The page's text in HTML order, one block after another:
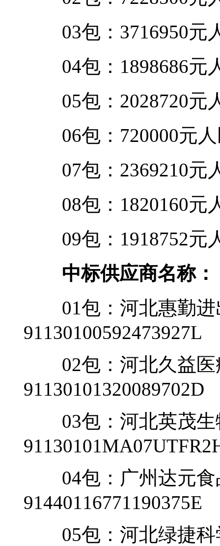
03包：3716950元
04包：1898686元
05包：2028720元
06包：720000元人
07包：2369210元
08包：1820160元
09包：1918752元
中标供应商名称：
01包：河北惠勤进
91130100592473927L
02包：河北久益医
91130101320089702D
03包：河北英茂生
04包：广州达元食
91440116771190375E
05包：河北绿捷科